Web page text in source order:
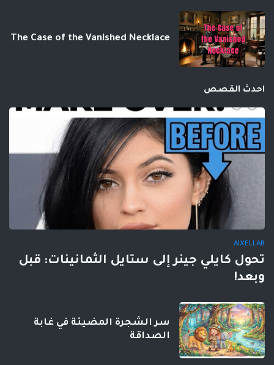
The Case of the Vanished Necklace
احدث القصص
AIXELLAB
تحول كايلي جينر إلى ستايل الثمانينات: قبل
وبعد!
سر الشجرة المضيئة في غابة
الصداقة